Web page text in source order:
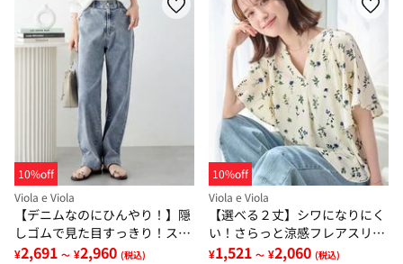
10%off
Viola e Viola
【デニムなのにひんやり！】隠
しゴムで見た目すっきり！スト
レッチ楽ちんデニム
¥2,691 ～ ¥2,960 (税込)
10%off
Viola e Viola
【選べる２丈】シワになりにく
い！さらっと涼感フレアスリー
ブブラウス
¥1,521 ～ ¥2,060 (税込)